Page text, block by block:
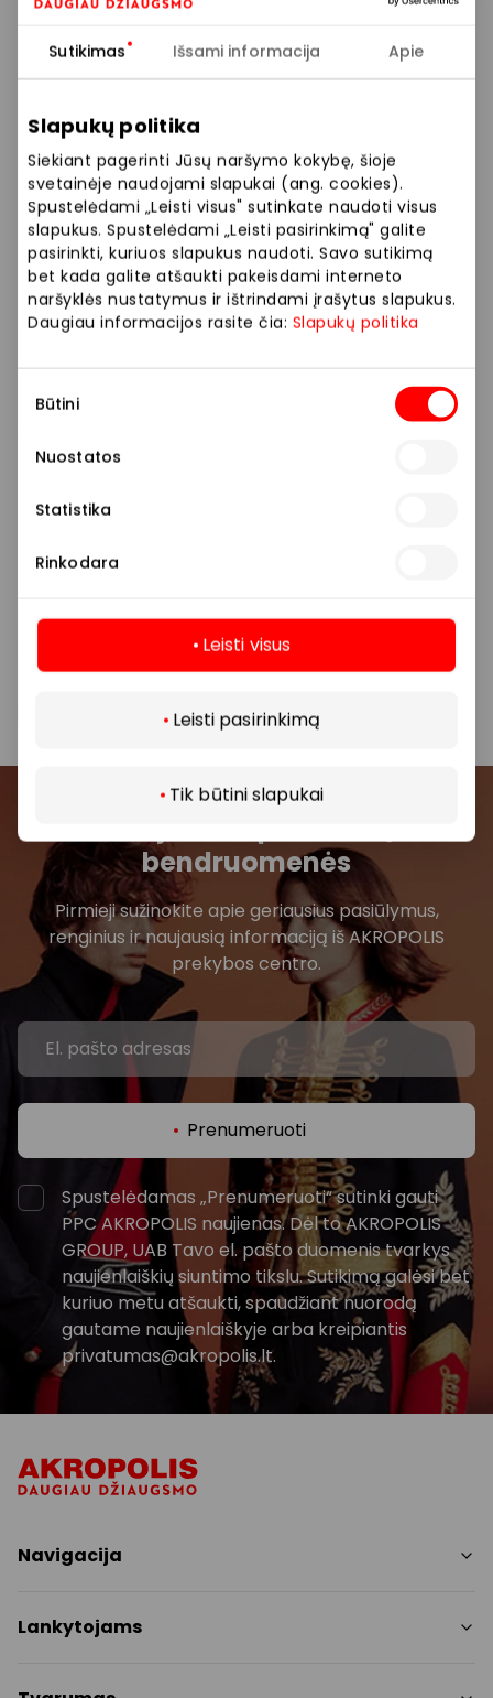
Sutikimas Išsami informacija Apie
Slapukų politika
Siekiant pagerinti Jūsų naršymo kokybę, šioje
svetainėje naudojami slapukai (ang. cookies).
Spustelėdami „Leisti visus" sutinkate naudoti visus
slapukus. Spustelėdami „Leisti pasirinkimą" galite
pasirinkti, kuriuos slapukus naudoti. Savo sutikimą
bet kada galite atšaukti pakeisdami interneto
naršyklės nustatymus ir ištrindami įrašytus slapukus.
Daugiau informacijos rasite čia: Slapukų politika
pasirinkimas
Būtini
Nuostatos
Statistika
Rinkodara
Leisti visus
Leisti pasirinkimą
Tik būtini slapukai
Nustebinkite mylimas moteris išskirtiniu dėmesiu.
Prekybos ir pramogų centre „AKROPOLIS“
veikiančios parduotuvės ir paslaugų teikėjai
savarankiškai nustato taikomas nuolaidas, jų
dydžius bei kitas aktualias sąlygas.
Stengiamės kuo tiksliau pateikti aktualią
informaciją, tačiau, jei kyla neatitikimų tarp mūsų
informacijos parduotuvėje ar paslaugų teikimo
vietoje, visada vadovaukitės tuo, kas nurodyta
konkrečioje parduotuvėje ar paslaugų teikimo
vietoje.
Visais klausimais, susijusiais su konkrečiomis
prašome kreiptis tiesiogiai į atitinkamą
bendruomenės
Pirmieji sužinokite apie geriausius pasiūlymus,
renginius ir naujausią informaciją iš AKROPOLIS
prekybos centro.
Prenumeruoti
Spustelėdamas „Prenumeruoti“ sutinki gauti
PPC AKROPOLIS naujienas. Dėl to AKROPOLIS
GROUP, UAB Tavo el. pašto duomenis tvarkys
naujienlaiškių siuntimo tikslu. Sutikimą galėsi bet
kuriuo metu atšaukti, spaudžiant nuorodą
gautame naujienlaiškyje arba kreipiantis
privatumas@akropolis.lt.
Daugiau
Navigacija
Paslaugos
Lankytojams